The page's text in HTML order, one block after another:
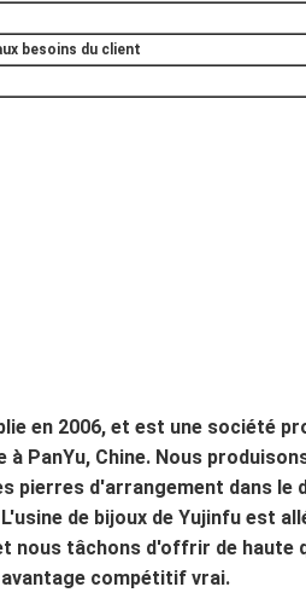
besoins du client
en 2006, et est une société
à PanYu, Chine. Nous
pierres d'arrangement dans le
de bijoux de Yujinfu est
nous tâchons d'offrir de
compétitif vrai.